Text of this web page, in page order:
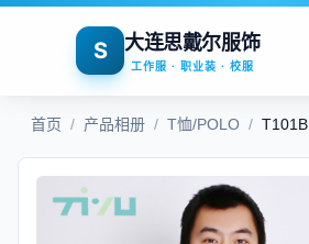
S 大连思戴尔服饰
工作服 · 职业装 · 校服
首页 / 产品相册 / T恤/POLO / T101B